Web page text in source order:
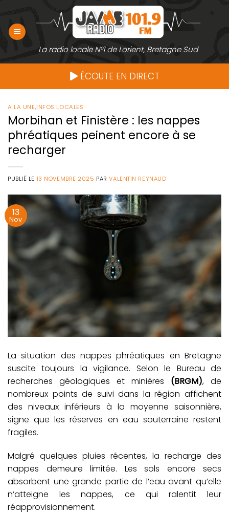
contenu
La radio locale N°1 de Lorient, Bretagne Sud
ÉCOUTE EN DIRECT
A LA UNE,INFOS LOCALES
Morbihan et Finistère : les nappes
phréatiques peinent encore à se
recharger
PUBLIÉ LE 13 NOVEMBRE 2025 PARVALENTIN REYNAUD
13
Nov
La situation des nappes phréatiques en Bretagne
suscite toujours la vigilance. Selon le Bureau de
recherches géologiques et minières (BRGM), de
nombreux points de suivi dans la région affichent
des niveaux inférieurs à la moyenne saisonnière,
signe que les réserves en eau souterraine restent
fragiles.
Malgré quelques pluies récentes, la recharge des
nappes demeure limitée. Les sols encore secs
absorbent une grande partie de l’eau avant qu’elle
n’atteigne les nappes, ce qui ralentit leur
réapprovisionnement.